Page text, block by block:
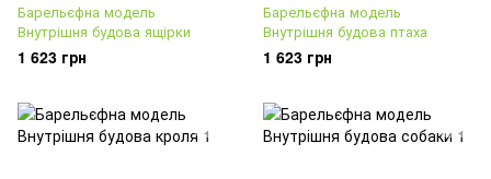
Барельєфна модель
Внутрішня будова ящірки
1 623 грн
Барельєфна модель
Внутрішня будова птаха
1 623 грн